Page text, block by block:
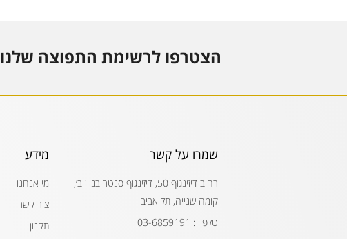
הצטרפו לרשימת התפוצה שלנו
שמרו על קשר
רחוב דיזינגוף 50, דיזינגוף סנטר בניין ב׳,
קומה שנייה, תל אביב
טלפון : 03-6859191
מידע
מי אנחנו
צור קשר
תקנון